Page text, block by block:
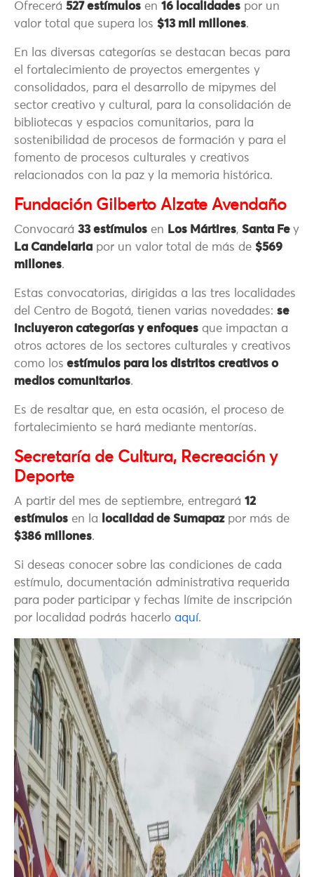
Ofrecerá 527 estímulos en 16 localidades por un
valor total que supera los $13 mil millones.
En las diversas categorías se destacan becas para
el fortalecimiento de proyectos emergentes y
consolidados, para el desarrollo de mipymes del
sector creativo y cultural, para la consolidación de
bibliotecas y espacios comunitarios, para la
sostenibilidad de procesos de formación y para el
fomento de procesos culturales y creativos
relacionados con la paz y la memoria histórica.
Fundación Gilberto Alzate Avendaño
Convocará 33 estímulos en Los Mártires, Santa Fe y
La Candelaria por un valor total de más de $569
millones.
Estas convocatorias, dirigidas a las tres localidades
del Centro de Bogotá, tienen varias novedades: se
incluyeron categorías y enfoques que impactan a
otros actores de los sectores culturales y creativos
como los estímulos para los distritos creativos o
medios comunitarios.
Es de resaltar que, en esta ocasión, el proceso de
fortalecimiento se hará mediante mentorías.
Secretaría de Cultura, Recreación y
Deporte
A partir del mes de septiembre, entregará 12
estímulos en la localidad de Sumapazpor más de
$386 millones.
Si deseas conocer sobre las condiciones de cada
estímulo, documentación administrativa requerida
para poder participar y fechas límite de inscripción
por localidad podrás hacerlo aquí.